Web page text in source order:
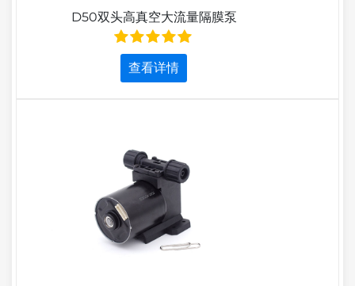
D50双头高真空大流量隔膜泵
查看详情